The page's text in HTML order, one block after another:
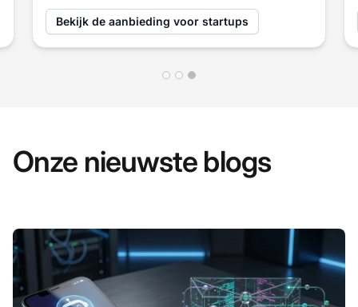
Ontdek LiveAgent updates
Onze nieuwste blogs